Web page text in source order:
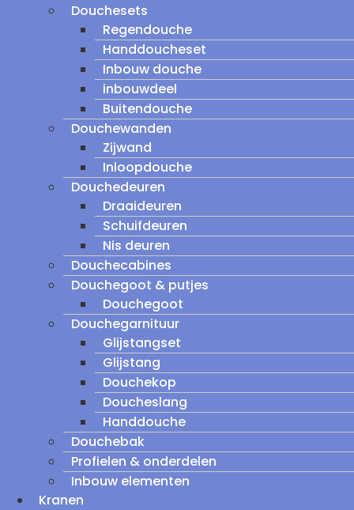
Douchesets
Regendouche
Handdoucheset
Inbouw douche
inbouwdeel
Buitendouche
Douchewanden
Zijwand
Inloopdouche
Douchedeuren
Draaideuren
Schuifdeuren
Nis deuren
Douchecabines
Douchegoot & putjes
Douchegoot
Douchegarnituur
Glijstangset
Glijstang
Douchekop
Doucheslang
Handdouche
Douchebak
Profielen & onderdelen
Inbouw elementen
Kranen